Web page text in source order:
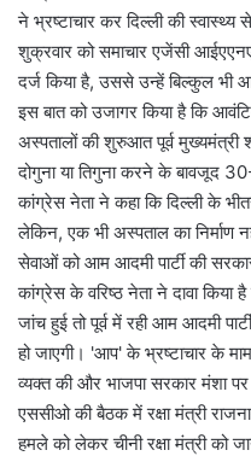
ने भ्रष्टाचार कर दिल्ली की स्वास्थ्य
शुक्रवार को समाचार एजेंसी
दर्ज किया है, उससे उन्हें बिल्कुल भी
इस बात को उजागर किया है कि
अस्पतालों की शुरुआत पूर्व मुख्यमंत्री
दोगुना या तिगुना करने के बावजूद
कांग्रेस नेता ने कहा कि दिल्ली के
लेकिन, एक भी अस्पताल का निर्माण
सेवाओं को आम आदमी पार्टी की
कांग्रेस के वरिष्ठ नेता ने दावा
जांच हुई तो पूर्व में रही आम आदमी
हो जाएगी। 'आप' के भ्रष्टाचार के
व्यक्त की और भाजपा सरकार मंशा
एससीओ की बैठक में रक्षा मंत्री
हमले को लेकर चीनी रक्षा मंत्री को